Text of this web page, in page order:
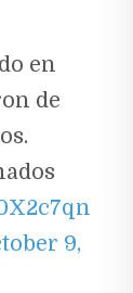
en
de
9,